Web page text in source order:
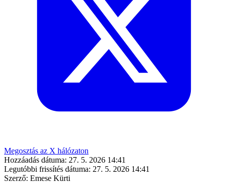
Megosztás az X hálózaton
Hozzáadás dátuma: 27. 5. 2026 14:41
Legutóbbi frissítés dátuma: 27. 5. 2026 14:41
Szerző: Emese Kürti